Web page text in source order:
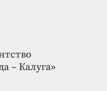
– Калуга»